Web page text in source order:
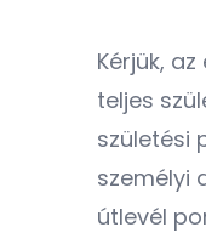
Kérjük,
teljes
születési
személyi
útlevél